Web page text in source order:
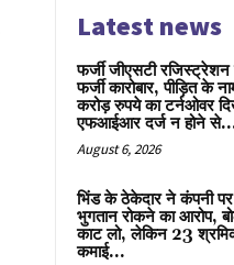
Latest news
फर्जी जीएसटी
फर्जी कारोबार, पीड़ित के
करोड़ रुपये का टर्नओवर
एफआईआर दर्ज न होने
August 6, 2026
भिंड के ठेकेदार ने कंपनी
भुगतान रोकने का आरोप,
काट लो, लेकिन 23
कमाई...